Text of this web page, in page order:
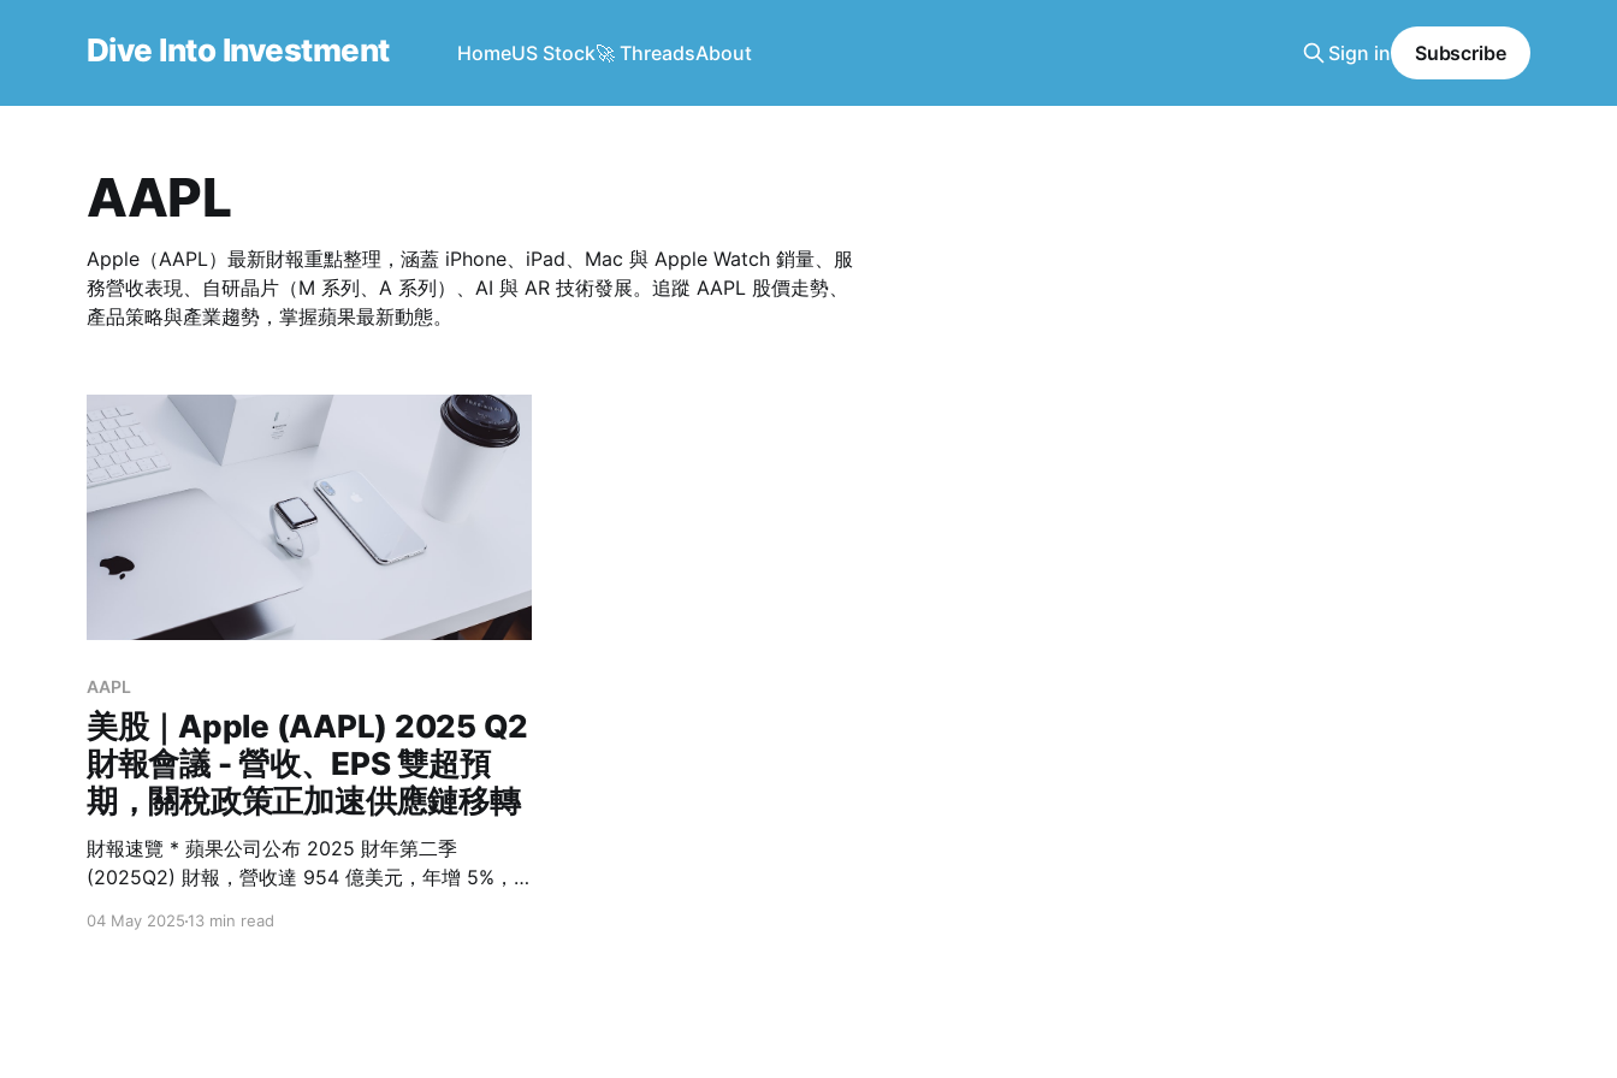
Dive Into Investment HomeUS Stock🚀 ThreadsAbout Sign in Subscribe
AAPL
Apple（AAPL）最新財報重點整理，涵蓋 iPhone、iPad、Mac 與 Apple Watch 銷量、服
務營收表現、自研晶片（M 系列、A 系列）、AI 與 AR 技術發展。追蹤 AAPL 股價走勢、
產品策略與產業趨勢，掌握蘋果最新動態。
AAPL
美股｜Apple (AAPL) 2025 Q2
財報會議 - 營收、EPS 雙超預
期，關稅政策正加速供應鏈移轉
財報速覽 * 蘋果公司公布 2025 財年第二季
(2025Q2) 財報，營收達 954 億美元，年增 5%，
8%，創下三月季度新高。服務業務營收達 266 億美
04 May 2025 13 min read